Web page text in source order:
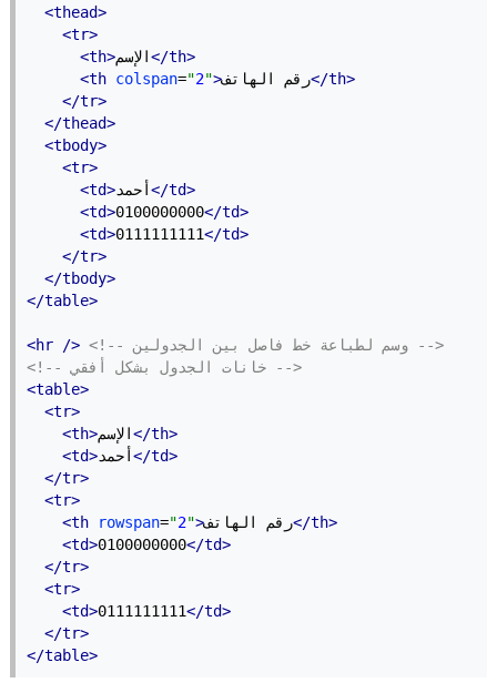
<thead>
<tr>
<th>الإسم</th>
<th colspan="2">رقم الهاتف</th>
</tr>
</thead>
<tbody>
<tr>
<td>أحمد</td>
<td>0100000000</td>
<td>0111111111</td>
</tr>
</tbody>
</table>
<hr />
<!-- وسم لطباعة خط فاصل بين الجدولين -->
<!-- خانات الجدول بشكل أفقي -->
<table>
<tr>
<th>الإسم</th>
<td>أحمد</td>
</tr>
<tr>
<th
rowspan="2">رقم الهاتف</th>
<td>0100000000</td>
</tr>
<tr>
<td>0111111111</td>
</tr>
</table>